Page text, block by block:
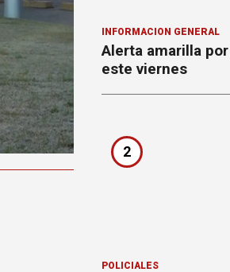
INFORMACION GENERAL
Alerta amarilla
este viernes
2
POLICIALES